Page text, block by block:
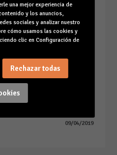
de ISBA, entidad
lucro que tiene por
económico de
intervenido Juan Carlos
Banco Sabadell, que ha
de financiación que esta
y emprendedores.
09/04/2019
una mejor experiencia de
y los anuncios,
sociales y analizar nuestro
cómo usamos las cookies y
clic en Configuración de
Rechazar todas